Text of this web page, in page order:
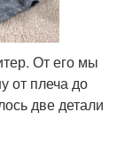
От его мы
от плеча до
две детали